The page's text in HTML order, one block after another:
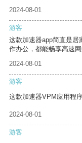
2024-08-01
游客
这款加速器app简直是居
作办公，都能畅享高速
2024-08-01
游客
这款加速器VPM应用程
2024-08-01
游客